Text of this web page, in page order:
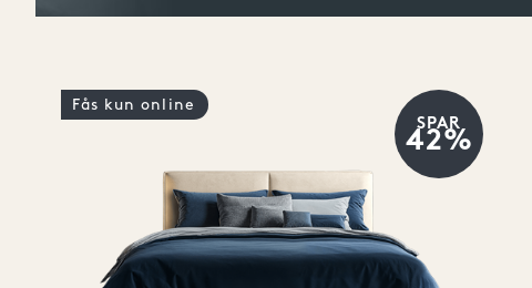
SPAR
42%
Fås kun online